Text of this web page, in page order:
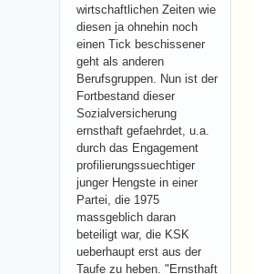
wirtschaftlichen Zeiten wie
diesen ja ohnehin noch
einen Tick beschissener
geht als anderen
Berufsgruppen. Nun ist der
Fortbestand dieser
Sozialversicherung
ernsthaft gefaehrdet, u.a.
durch das Engagement
profilierungssuechtiger
junger Hengste in einer
Partei, die 1975
massgeblich daran
beteiligt war, die KSK
ueberhaupt erst aus der
Taufe zu heben. "Ernsthaft